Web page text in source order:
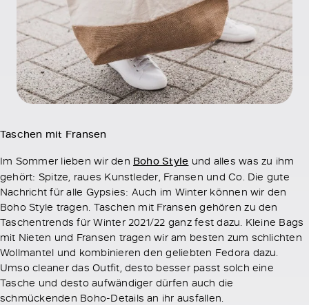
Taschen mit Fransen
Im Sommer lieben wir den Boho Style und alles was zu ihm
gehört: Spitze, raues Kunstleder, Fransen und Co. Die gute
Nachricht für alle Gypsies: Auch im Winter können wir den
Boho Style tragen. Taschen mit Fransen gehören zu den
Taschentrends für Winter 2021/22 ganz fest dazu. Kleine Bags
mit Nieten und Fransen tragen wir am besten zum schlichten
Wollmantel und kombinieren den geliebten Fedora dazu.
Umso cleaner das Outfit, desto besser passt solch eine
Tasche und desto aufwändiger dürfen auch die
schmückenden Boho-Details an ihr ausfallen.